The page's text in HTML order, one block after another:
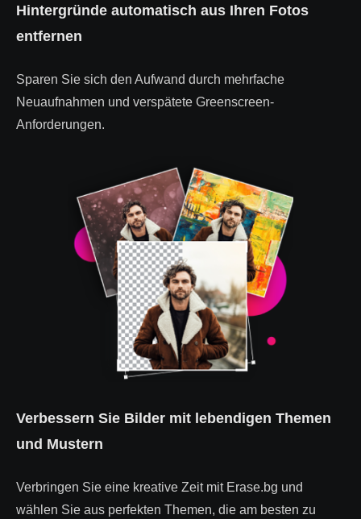
Hintergründe automatisch aus Ihren Fotos
entfernen
Sparen Sie sich den Aufwand durch mehrfache
Neuaufnahmen und verspätete Greenscreen-
Anforderungen.
Verbessern Sie Bilder mit lebendigen Themen
und Mustern
Verbringen Sie eine kreative Zeit mit Erase.bg und
wählen Sie aus perfekten Themen, die am besten zu